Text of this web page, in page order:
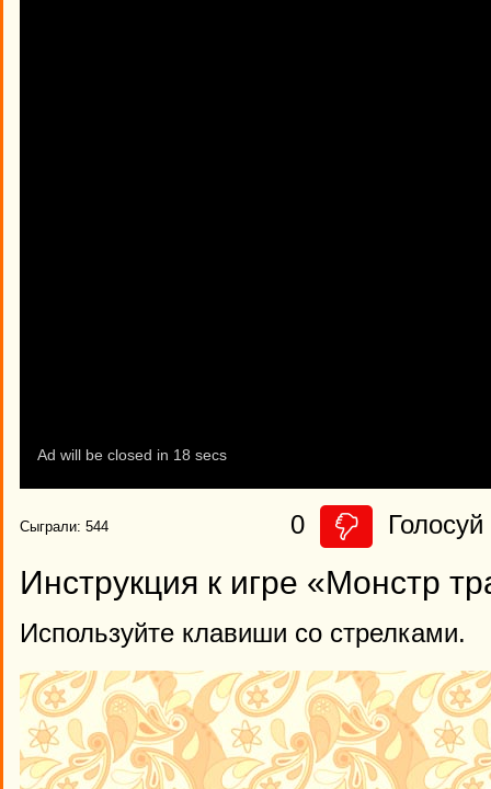
Сыграли: 544 0 Голосуй
Инструкция к игре «Монстр
Используйте клавиши со стрелками.